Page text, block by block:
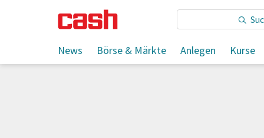
News Börse & Märkte Anlegen Kurse
Sie lesen: